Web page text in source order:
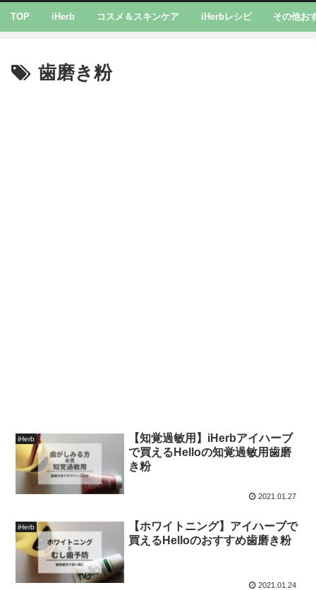
TOP iHerb コスメ＆スキンケア iHerbレシピ その他お
歯磨き粉
iHerb
【知覚過敏用】iHerbアイハーブ
で買えるHelloの知覚過敏用歯磨
き粉
2021.01.27
iHerb
【ホワイトニング】アイハーブで
買えるHelloのおすすめ歯磨き粉
2021.01.24